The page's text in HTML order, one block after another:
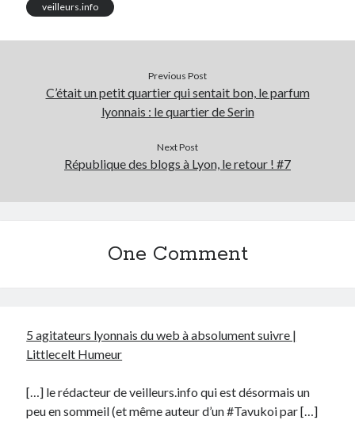
veilleurs.info
Previous Post
C’était un petit quartier qui sentait bon, le parfum
lyonnais : le quartier de Serin
Next Post
République des blogs à Lyon, le retour ! #7
One Comment
5 agitateurs lyonnais du web à absolument suivre |
Littlecelt Humeur
[…] le rédacteur de veilleurs.info qui est désormais un
peu en sommeil (et même auteur d’un #Tavukoi par […]